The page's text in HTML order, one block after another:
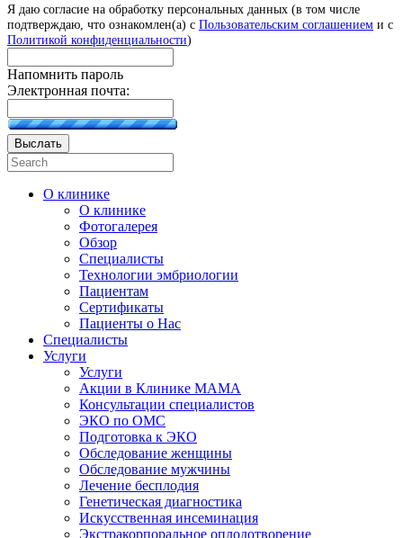
Я даю согласие на обработку персональных данных (в том числе
подтверждаю, что ознакомлен(а) с Пользовательским соглашением и с
Политикой конфиденциальности)
Напомнить пароль
Электронная почта:
Выслать
О клинике
О клинике
Фотогалерея
Обзор
Специалисты
Технологии эмбриологии
Пациентам
Сертификаты
Пациенты о Нас
Специалисты
Услуги
Услуги
Акции в Клинике МАМА
Консультации специалистов
ЭКО по ОМС
Подготовка к ЭКО
Обследование женщины
Обследование мужчины
Лечение бесплодия
Генетическая диагностика
Искусственная инсеминация
Экстракорпоральное оплодотворение